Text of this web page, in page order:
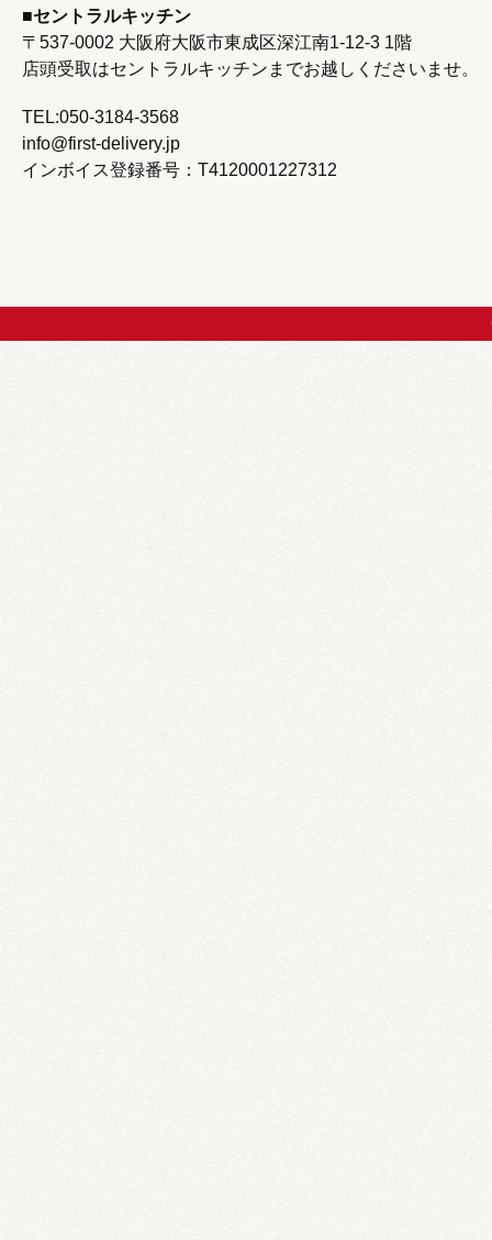
セントラルキッチン
〒537-0002 大阪府大阪市東成区深江南1‐12‐3 1階
店頭受取はセントラルキッチンまでお越しくださいませ。
TEL:050-3184-3568
info@first-delivery.jp
インボイス登録番号：T4120001227312